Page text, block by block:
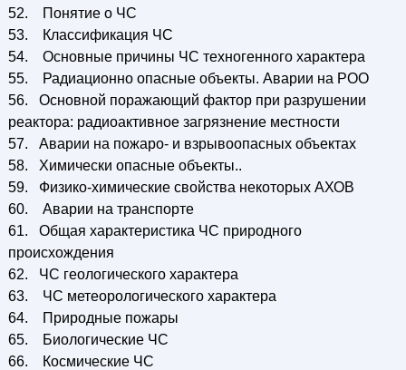
52. Понятие о ЧС
53. Классификация ЧС
54. Основные причины ЧС техногенного характера
55. Радиационно опасные объекты. Аварии на РОО
56. Основной поражающий фактор при разрушении
реактора: радиоактивное загрязнение местности
57. Аварии на пожаро- и взрывоопасных объектах
58. Химически опасные объекты..
59. Физико-химические свойства некоторых АХОВ
60. Аварии на транспорте
61. Общая характеристика ЧС природного
происхождения
62. ЧС геологического характера
63. ЧС метеорологического характера
64. Природные пожары
65. Биологические ЧС
66. Космические ЧС